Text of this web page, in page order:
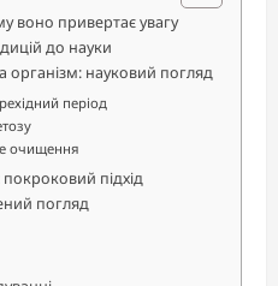
воно привертає увагу
до науки
організм: науковий погляд
період
очищення
підхід
погляд